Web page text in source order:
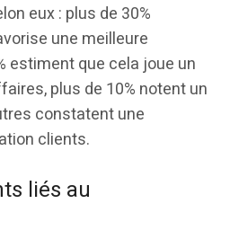
eux : plus de 30%
une meilleure
estiment que cela joue un
plus de 10% notent un
constatent une
clients.
liés au